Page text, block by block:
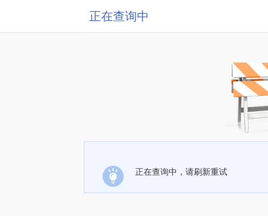
正在查询中
正在查询中，请刷新重试